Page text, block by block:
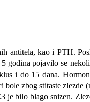
antitela, kao i PTH.
godina pojavilo se
i do 15 dana.
zbog stitaste
bilo blago snizen.